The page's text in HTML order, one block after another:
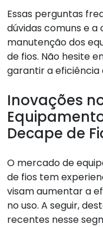
Essas perguntas
dúvidas comuns e
manutenção dos
de fios. Não hesite
garantir a eficiência
Inovações
Decape de
O mercado de
de fios tem
visam aumentar a
no uso. A seguir,
recentes nesse